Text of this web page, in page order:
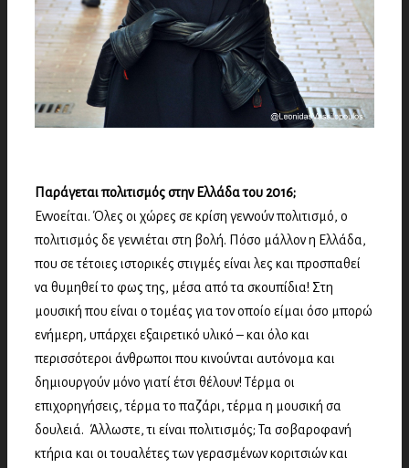
Παράγεται πολιτισμός στην Ελλάδα του 2016;
Εννοείται. Όλες οι χώρες σε κρίση γεννούν πολιτισμό, ο
πολιτισμός δε γεννιέται στη βολή. Πόσο μάλλον η Ελλάδα,
που σε τέτοιες ιστορικές στιγμές είναι λες και προσπαθεί
να θυμηθεί το φως της, μέσα από τα σκουπίδια! Στη
μουσική που είναι ο τομέας για τον οποίο είμαι όσο μπορώ
ενήμερη, υπάρχει εξαιρετικό υλικό – και όλο και
περισσότεροι άνθρωποι που κινούνται αυτόνομα και
δημιουργούν μόνο γιατί έτσι θέλουν! Τέρμα οι
επιχορηγήσεις, τέρμα το παζάρι, τέρμα η μουσική σα
δουλειά. Άλλωστε, τι είναι πολιτισμός; Τα σοβαροφανή
κτήρια και οι τουαλέτες των γερασμένων κοριτσιών και